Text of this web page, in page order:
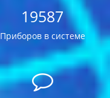
19587
Приборов в системе